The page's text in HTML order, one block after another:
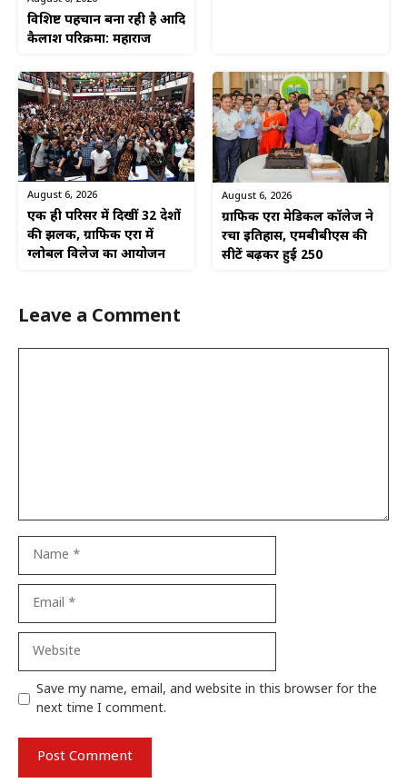
विशिष्ट पहचान बना रही है आदि
कैलाश परिक्रमा: महाराज
August 6, 2026
एक ही परिसर में दिखीं 32 देशों
की झलक, ग्राफिक एरा में
ग्लोबल विलेज का आयोजन
August 6, 2026
ग्राफिक एरा मेडिकल कॉलेज ने
रचा इतिहास, एमबीबीएस की
सीटें बढ़कर हुईं 250
Leave a Comment
Save my name, email, and website in this browser for the
next time I comment.